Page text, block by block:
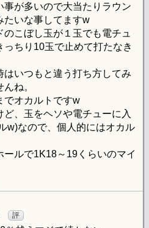
事が多いので大当たりラウン
たいな事してますw
こぼし玉が１玉でも電チュ
ちり10玉で止めて打たなき
いつもと違う打ち方してみ
ね。
でオカルトですw
、玉をヘソや電チューに入
w)なので、個人的にはオカル
ルで1K18～19くらいのマイ
評